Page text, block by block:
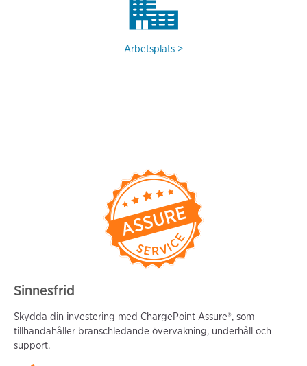
Arbetsplats
Sinnesfrid
Skydda din investering med ChargePoint Assure®, som
tillhandahåller branschledande övervakning, underhåll och
support.